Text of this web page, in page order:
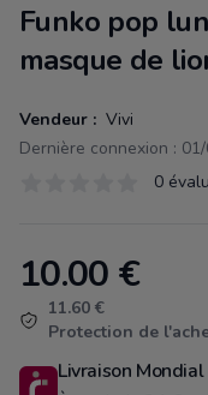
Funko pop
masque de
Vendeur : Vivi
Dernière connexion :
0
Product information
10.00 €
11.60 €
Protection de
Livraison